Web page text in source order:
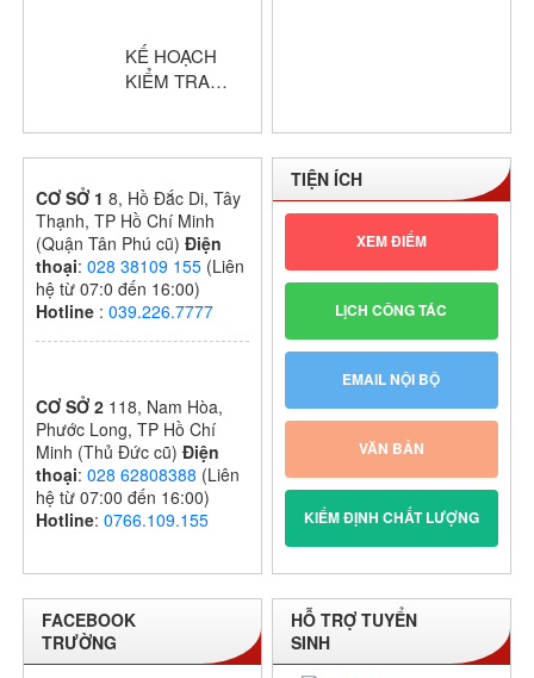
giỏi cấp trường
KẾ HOẠCH
KIỂM TRA
I – KHỐI THPT
NĂM HỌC:
CƠ SỞ 18, Hồ Đắc Di, Tây
Thạnh, TP Hồ Chí Minh
(Quận Tân Phú cũ) Điện
thoại:028 38109 155 (Liên
hệ từ 07:0 đến 16:00)
Hotline :039.226.7777
CƠ SỞ 2 118, Nam Hòa,
Phước Long, TP Hồ Chí
Minh (Thủ Đức cũ) Điện
thoại:028 62808388 (Liên
hệ từ 07:00 đến 16:00)
Hotline:0766.109.155
TIỆN ÍCH
XEM ĐIỂM
LỊCH CÔNG TÁC
EMAIL NỘI BỘ
VĂN BẢN
KIỂM ĐỊNH CHẤT LƯỢNG
FACEBOOK
TRƯỜNG
HỖ TRỢ TUYỂN
SINH